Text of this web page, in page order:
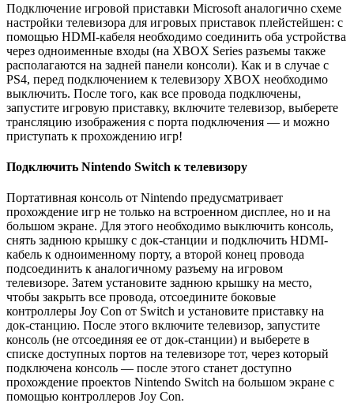
Подключение игровой приставки Microsoft аналогично схеме
настройки телевизора для игровых приставок плейстейшен: с
помощью HDMI-кабеля необходимо соединить оба устройства
через одноименные входы (на XBOX Series разъемы также
располагаются на задней панели консоли). Как и в случае с
PS4, перед подключением к телевизору XBOX необходимо
выключить. После того, как все провода подключены,
запустите игровую приставку, включите телевизор, выберете
трансляцию изображения с порта подключения — и можно
приступать к прохождению игр!
Подключить Nintendo Switch к телевизору
Портативная консоль от Nintendo предусматривает
прохождение игр не только на встроенном дисплее, но и на
большом экране. Для этого необходимо выключить консоль,
снять заднюю крышку с док-станции и подключить HDMI-
кабель к одноименному порту, а второй конец провода
подсоединить к аналогичному разъему на игровом
телевизоре. Затем установите заднюю крышку на место,
чтобы закрыть все провода, отсоедините боковые
контроллеры Joy Con от Switch и установите приставку на
док-станцию. После этого включите телевизор, запустите
консоль (не отсоединяя ее от док-станции) и выберете в
списке доступных портов на телевизоре тот, через который
подключена консоль — после этого станет доступно
прохождение проектов Nintendo Switch на большом экране с
помощью контроллеров Joy Con.